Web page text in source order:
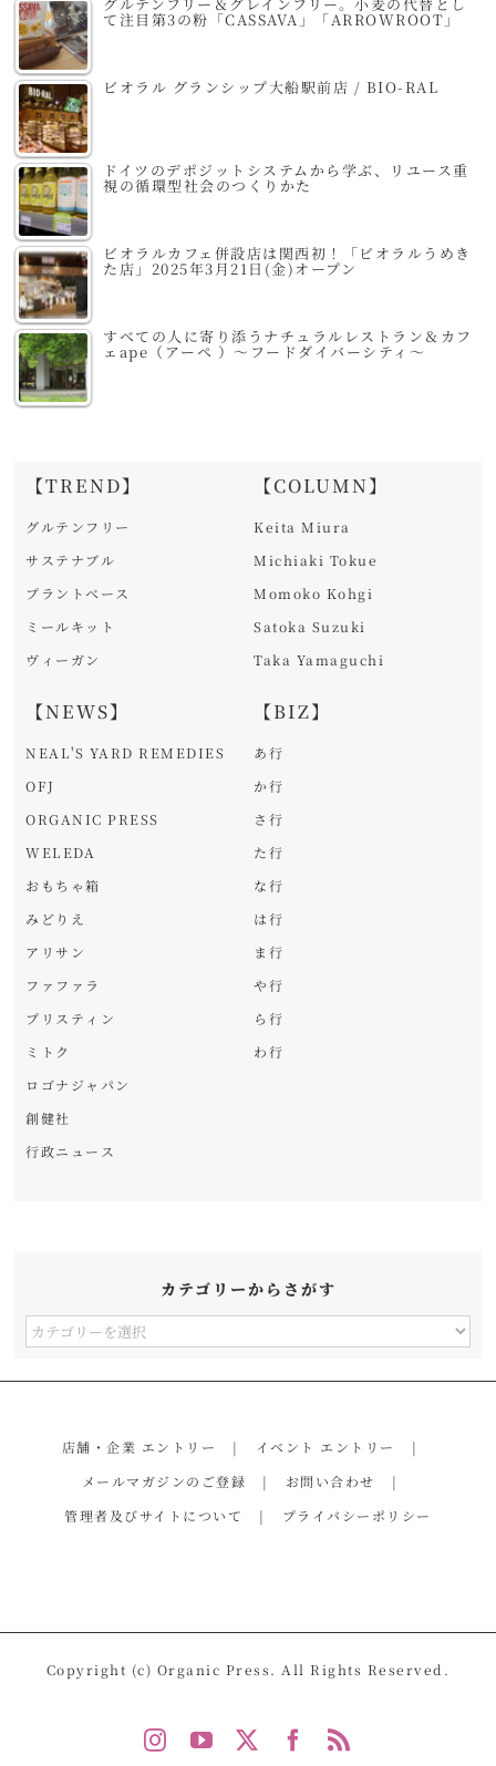
て注目第3の粉「CASSAVA」「ARROWROOT」
ビオラル グランシップ大船駅前店 / BIO-RAL
ドイツのデポジットシステムから学ぶ、リユース重
視の循環型社会のつくりかた
ビオラルカフェ併設店は関西初！「ビオラルうめき
た店」2025年3月21日(金)オープン
すべての人に寄り添うナチュラルレストラン＆カフ
ェape（アーペ ）～フードダイバーシティ～
【TREND】
グルテンフリー
サステナブル
プラントベース
ミールキット
ヴィーガン
【NEWS】
NEAL'S YARD REMEDIES
OFJ
ORGANIC PRESS
WELEDA
おもちゃ箱
みどりえ
アリサン
ファファラ
プリスティン
ミトク
ロゴナジャパン
創健社
行政ニュース
【COLUMN】
Keita Miura
Michiaki Tokue
Momoko Kohgi
Satoka Suzuki
Taka Yamaguchi
【BIZ】
あ行
か行
さ行
た行
な行
は行
ま行
や行
ら行
わ行
カテゴリーからさがす
カ
す
店舗・企業 エントリー
イベント エントリー
メールマガジンのご登録
お問い合わせ
管理者及びサイトについて
プライバシーポリシー
Copyright (c) Organic Press. All Rights Reserved.
InstagramYouTube Facebook